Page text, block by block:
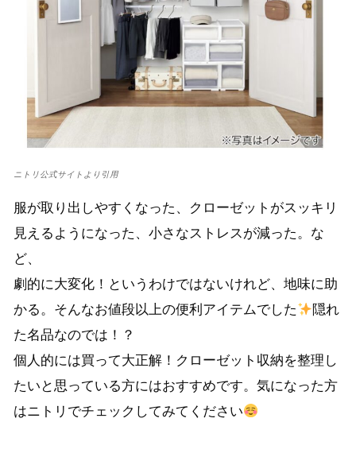
ニトリ公式サイトより引用
服が取り出しやすくなった、クローゼットがスッキリ
見えるようになった、小さなストレスが減った。な
ど、
劇的に大変化！というわけではないけれど、地味に助
かる。そんなお値段以上の便利アイテムでした
隠れ
た名品なのでは！？
個人的には買って大正解！クローゼット収納を整理し
たいと思っている方にはおすすめです。気になった方
はニトリでチェックしてみてください